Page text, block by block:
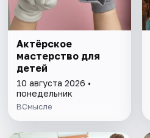
Актёрское
мастерство для
детей
10 августа 2026 •
понедельник
ВСмысле